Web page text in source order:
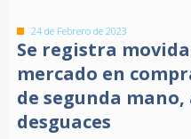
24 de Febrero de 2023
Se registra
mercado en
de segunda mano,
desguaces